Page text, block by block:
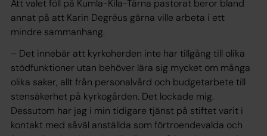
Att valet föll på Kumla-Kila-Tärna pastorat beror bland
annat på att Karin Degréus gärna ville arbeta i ett
mindre sammanhang.
– Det innebär att kyrkoherden inte har tillgång till olika
stödfunktioner utan behöver lära sig mycket om många
olika saker, allt från personalvård och budgetarbete till
stensäkerhet på kyrkogården. Det lockade mig.
Dessutom har jag i min tidigare tjänst på stiftet varit i
kontakt med såväl anställda som förtroendevalda och